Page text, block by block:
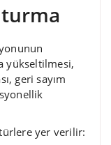
yükseltilmesi,
geri sayım
yer verilir: